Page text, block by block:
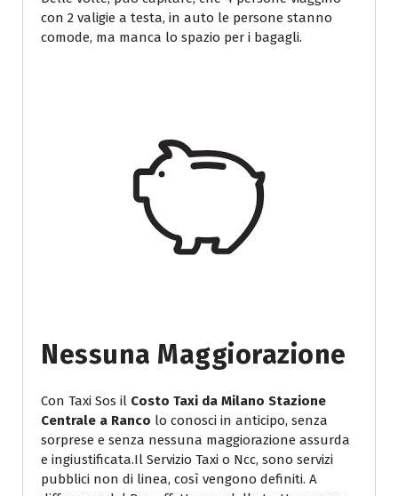
con 2 valigie a testa, in auto le persone stanno
comode, ma manca lo spazio per i bagagli.
Nessuna Maggiorazione
Con Taxi Sos il Costo Taxi da Milano Stazione
Centrale a Ranco lo conosci in anticipo, senza
sorprese e senza nessuna maggiorazione assurda
e ingiustificata.Il Servizio Taxi o Ncc, sono servizi
pubblici non di linea, così vengono definiti. A